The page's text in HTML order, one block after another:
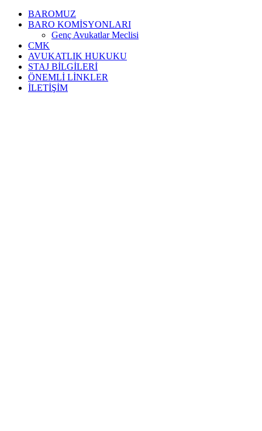
BAROMUZ
BARO KOMİSYONLARI
Genç Avukatlar Meclisi
CMK
AVUKATLIK HUKUKU
STAJ BİLGİLERİ
ÖNEMLİ LİNKLER
İLETİŞİM